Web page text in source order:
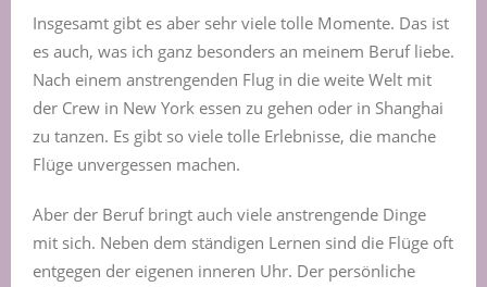
Insgesamt gibt es aber sehr viele tolle Momente. Das ist
es auch, was ich ganz besonders an meinem Beruf liebe.
Nach einem anstrengenden Flug in die weite Welt mit
der Crew in New York essen zu gehen oder in Shanghai
zu tanzen. Es gibt so viele tolle Erlebnisse, die manche
Flüge unvergessen machen.
Aber der Beruf bringt auch viele anstrengende Dinge
mit sich. Neben dem ständigen Lernen sind die Flüge oft
entgegen der eigenen inneren Uhr. Der persönliche